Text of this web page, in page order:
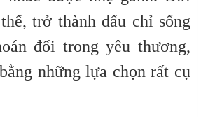
trở thành dấu chỉ sống
đổi trong yêu thương,
những lựa chọn rất cụ